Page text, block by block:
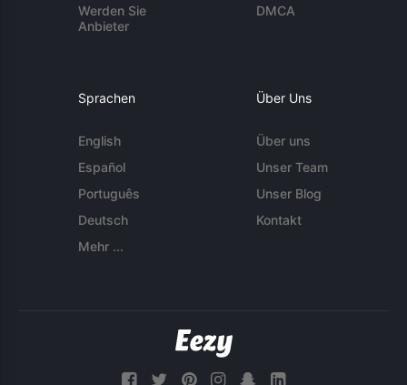
Werden Sie
Anbieter
DMCA
Sprachen
English
Español
Português
Deutsch
Mehr ...
Über Uns
Über uns
Unser Team
Unser Blog
Kontakt